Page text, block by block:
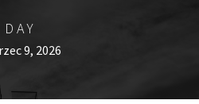
DAY
9, 2026